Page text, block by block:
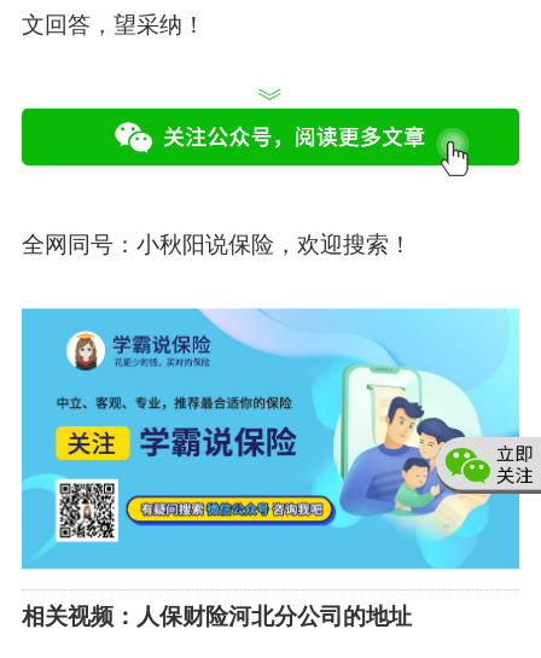
文回答，望采纳！
全网同号： 小秋阳说保险 ，欢迎搜索！
相关视频：人保财险河北分公司的地址